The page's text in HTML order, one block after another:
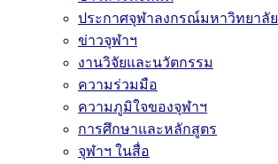
ประกาศจุฬาลงกรณ์มหาวิทยาลัย
ข่าวจุฬาฯ
งานวิจัยและนวัตกรรม
ความร่วมมือ
ความภูมิใจของจุฬาฯ
การศึกษาและหลักสูตร
จุฬาฯ ในสื่อ